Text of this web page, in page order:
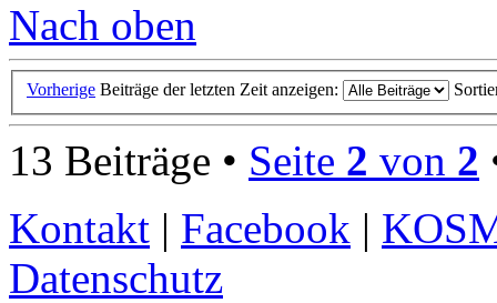
Nach oben
Vorherige Beiträge der letzten Zeit anzeigen:
13 Beiträge • Seite 2 von 2
Kontakt | Facebook |
Datenschutz